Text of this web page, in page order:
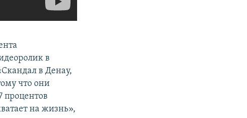
в
в Денау,
что они
процентов
на жизнь»,